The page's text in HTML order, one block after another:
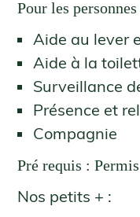
Pour les
Aide au lever
Aide à la
Surveillance
Présence et
Compagnie
Pré requis :
Nos petits + :